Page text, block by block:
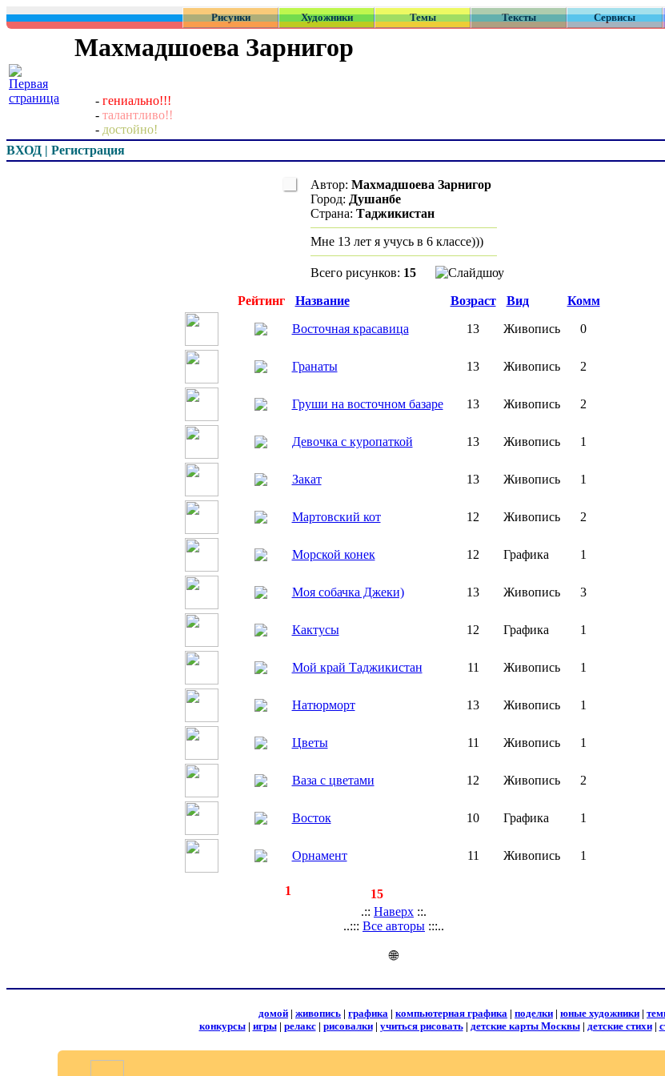
Рисунки Художники Темы Тексты Сервисы
Махмадшоева Зарнигор
- гениально!!!
- талантливо!!
- достойно!
ВХОД | Регистрация
Автор: Махмадшоева Зарнигор
Город: Душанбе
Страна: Таджикистан
Мне 13 лет я учусь в 6 классе)))
Всего рисунков: 15
Рейтинг Название Возраст Вид Комм
Восточная красавица 13 Живопись 0
Гранаты 13 Живопись 2
Груши на восточном базаре 13 Живопись 2
Девочка с куропаткой 13 Живопись 1
Закат 13 Живопись 1
Мартовский кот 12 Живопись 2
Морской конек 12 Графика 1
Моя собачка Джеки) 13 Живопись 3
Кактусы 12 Графика 1
Мой край Таджикистан 11 Живопись 1
Натюрморт 13 Живопись 1
Цветы 11 Живопись 1
Ваза с цветами 12 Живопись 2
Восток 10 Графика 1
Орнамент 11 Живопись 1
1
15
.:: Наверх ::.
..::: Все авторы :::..
🌐
домой | живопись | графика | компьютерная графика | поделки | юные художники |
конкурсы| игры| релакс| рисовалки| учиться рисовать| детские карты Москвы| детские стихи|